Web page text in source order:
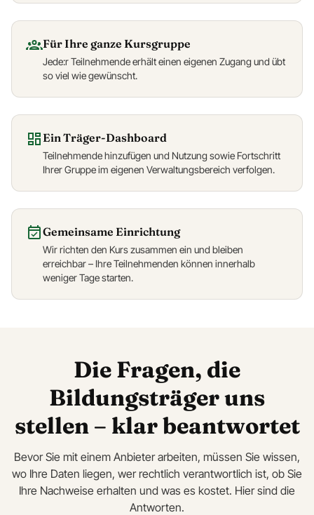
Für Ihre ganze Kursgruppe
Jede:r Teilnehmende erhält einen eigenen Zugang und übt
so viel wie gewünscht.
Ein Träger-Dashboard
Teilnehmende hinzufügen und Nutzung sowie Fortschritt
Ihrer Gruppe im eigenen Verwaltungsbereich verfolgen.
Gemeinsame Einrichtung
Wir richten den Kurs zusammen ein und bleiben
erreichbar – Ihre Teilnehmenden können innerhalb
weniger Tage starten.
Die Fragen, die
Bildungsträger uns
stellen – klar beantwortet
Bevor Sie mit einem Anbieter arbeiten, müssen Sie wissen,
wo Ihre Daten liegen, wer rechtlich verantwortlich ist, ob Sie
Ihre Nachweise erhalten und was es kostet. Hier sind die
Antworten.